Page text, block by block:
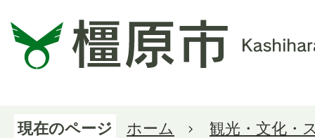
現在のページ ホーム
観光・文化・